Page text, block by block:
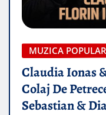
MUZICA
Claudia Ionas
Colaj De
Sebastian &